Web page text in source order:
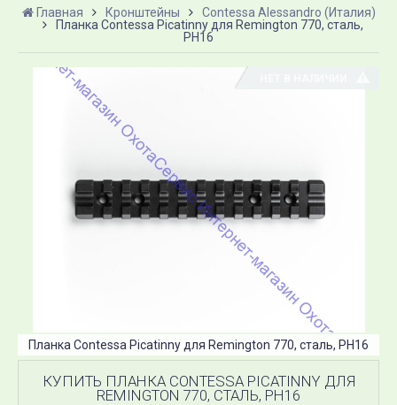
Главная Кронштейны
Contessa Alessandro (Италия)
Планка Contessa Picatinny для Remington 770, сталь,
PH16
Планка Contessa Picatinny для Remington 770, сталь, PH16
КУПИТЬ ПЛАНКА CONTESSA PICATINNY ДЛЯ
REMINGTON 770, СТАЛЬ, PH16